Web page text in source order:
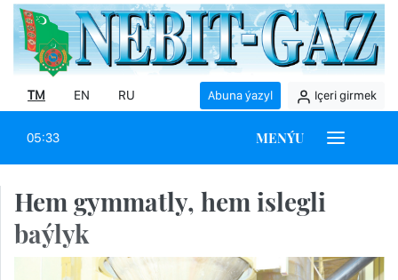
TM EN RU Abuna ýazyl Içeri girmek
05:33 MENÝU
Hem gymmatly, hem islegli
baýlyk